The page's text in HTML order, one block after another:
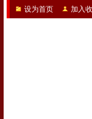
设为首页 加入